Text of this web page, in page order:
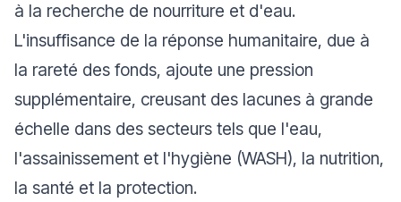
à la recherche de nourriture et d'eau.
L'insuffisance de la réponse humanitaire, due à
la rareté des fonds, ajoute une pression
supplémentaire, creusant des lacunes à grande
échelle dans des secteurs tels que l'eau,
l'assainissement et l'hygiène (WASH), la nutrition,
la santé et la protection.